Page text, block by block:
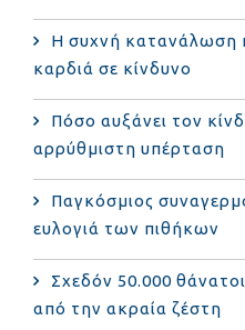
Η συχνή κατανάλωση
καρδιά σε κίνδυνο
Πόσο αυξάνει τον
αρρύθμιστη υπέρταση
Παγκόσμιος
ευλογιά των πιθήκων
Σχεδόν 50.000
από την ακραία ζέστη